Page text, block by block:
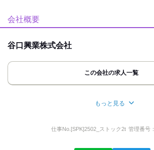
【WEB でのご応募】
カンタンWEB 応募24h 受付中！
折り返し、
お気軽に採用担当までご連絡ください。
お伝えいただけるとスムーズです。
◇自動返信チャットボットで
会社概要
谷口興業株式会社
この会社の求人一覧
大阪府高槻市西面中１丁目１２―１
もっと見る
仕事No. [SPK]2502_ストック2t 管理番号：